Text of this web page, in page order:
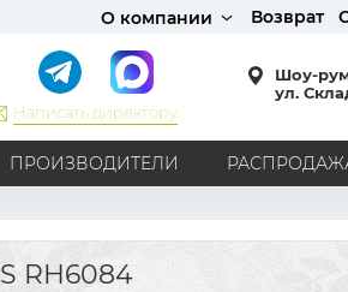
О компании Возврат
Написать директору
Шоу-
ул.
ПРОИЗВОДИТЕЛИ
Хай-тек
Лофт
стильRH6084